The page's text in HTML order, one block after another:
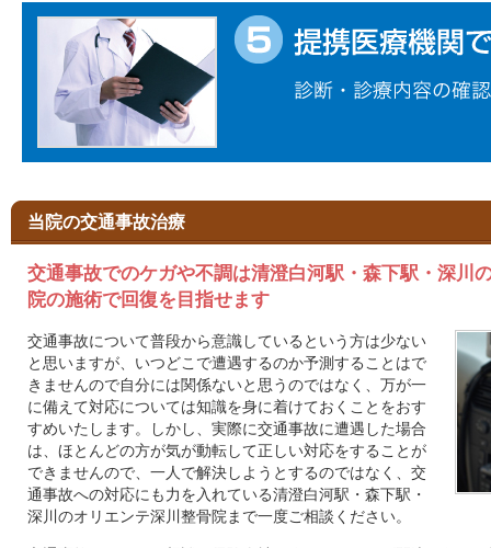
当院の交通事故治療
交通事故でのケガや不調は清澄白河駅・森下駅・深川
院の施術で回復を目指せます
交通事故について普段から意識しているという方は少ない
と思いますが、いつどこで遭遇するのか予測することはで
きませんので自分には関係ないと思うのではなく、万が一
に備えて対応については知識を身に着けておくことをおす
すめいたします。しかし、実際に交通事故に遭遇した場合
は、ほとんどの方が気が動転して正しい対応をすることが
できませんので、一人で解決しようとするのではなく、交
通事故への対応にも力を入れている清澄白河駅・森下駅・
深川のオリエンテ深川整骨院まで一度ご相談ください。